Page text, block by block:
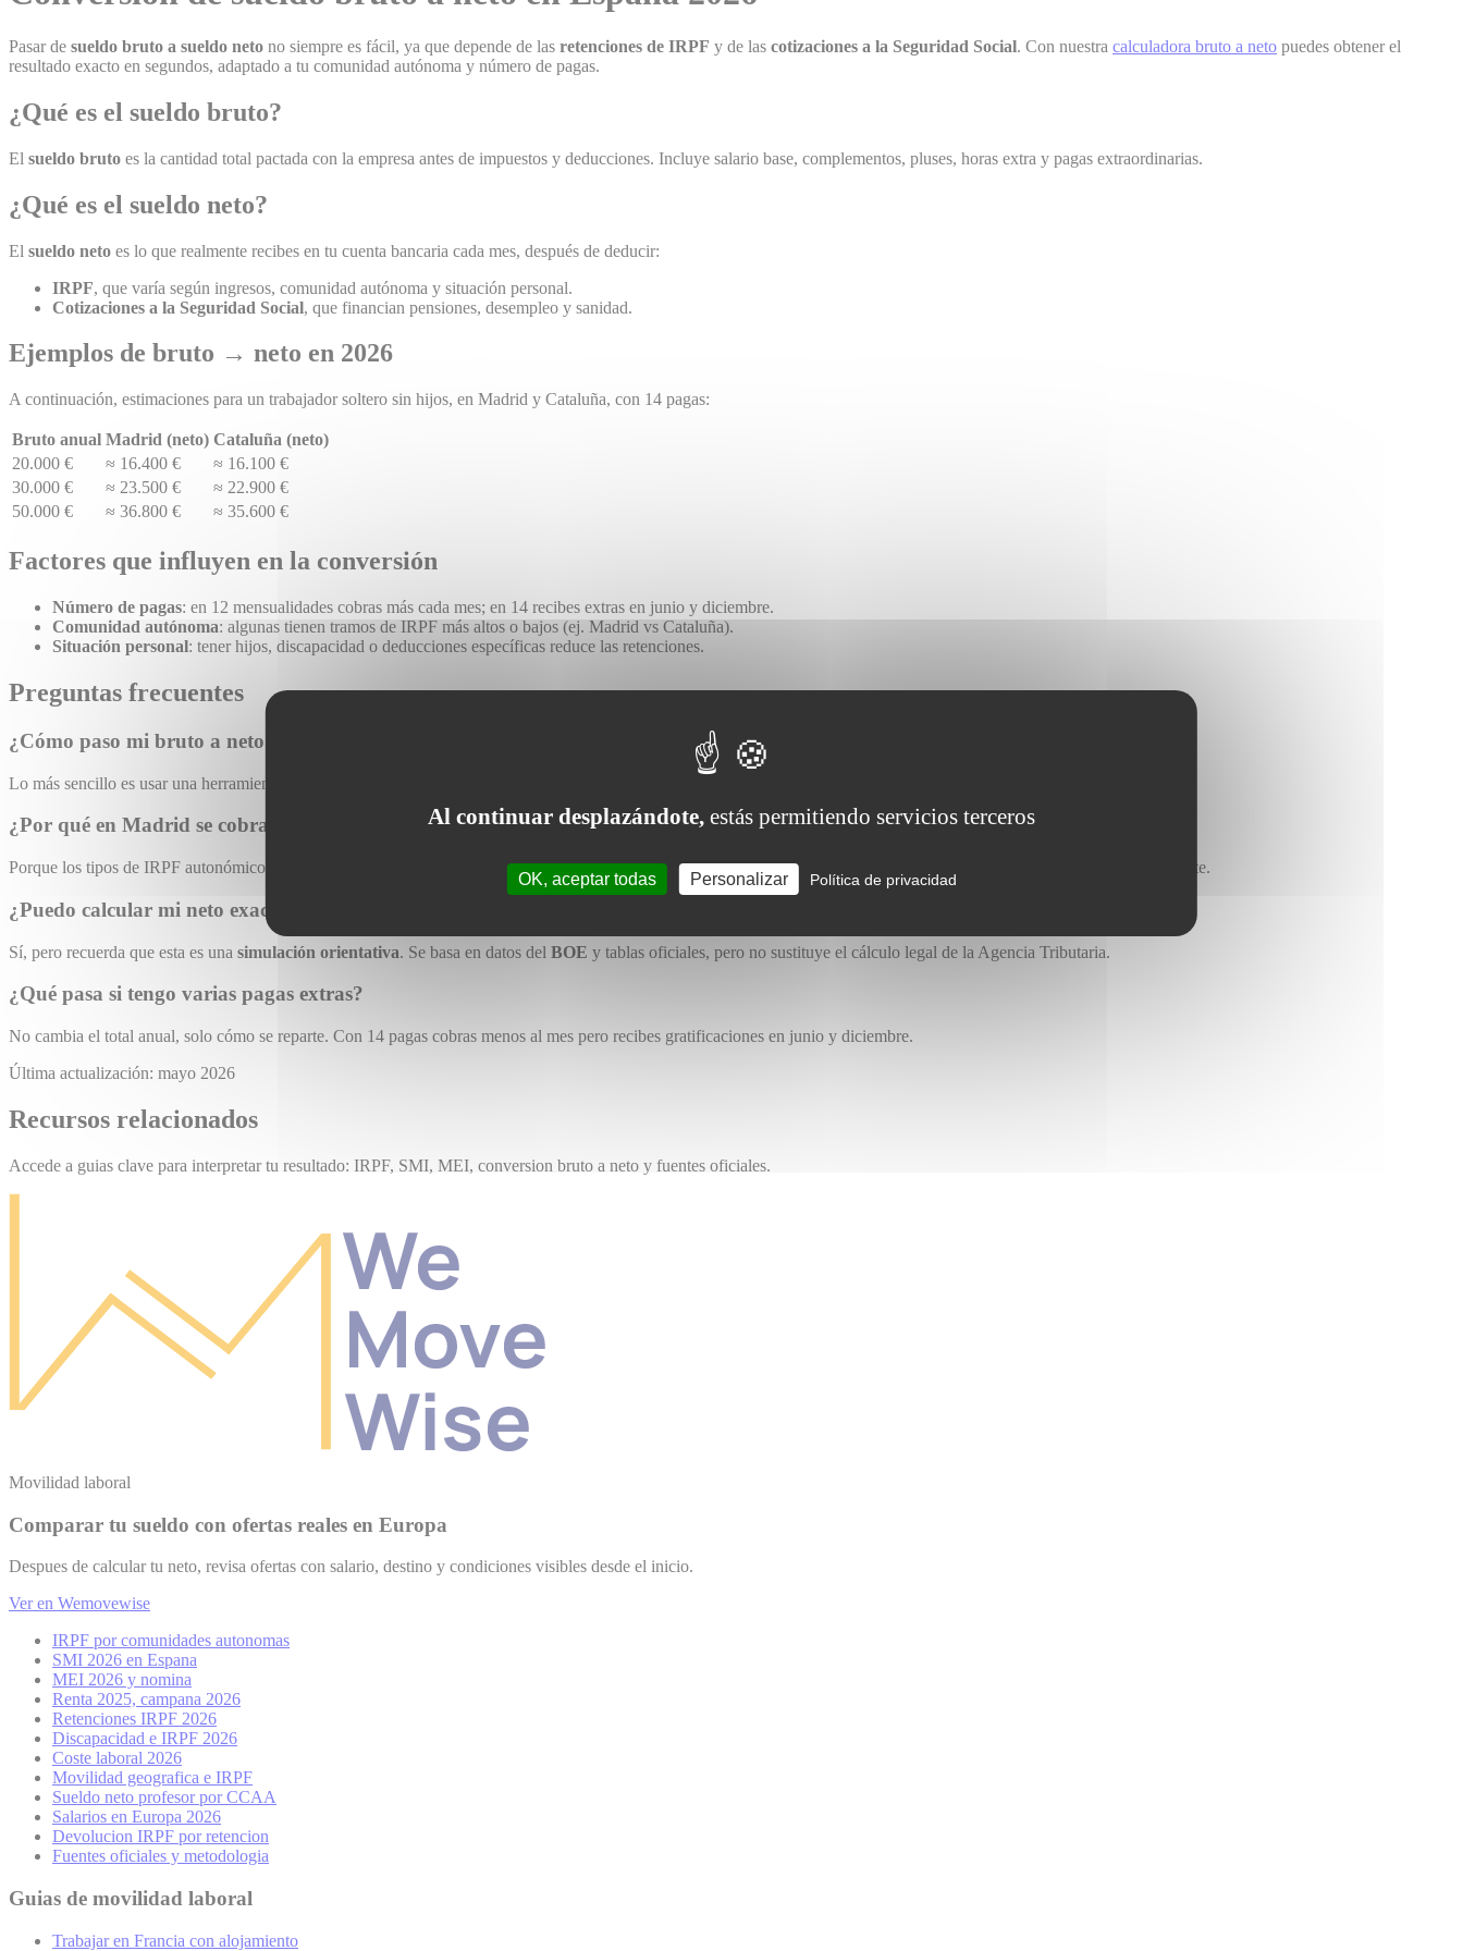
Pasar de sueldo bruto a sueldo neto no siempre es fácil, ya que depende de las retenciones de IRPF y de las cotizaciones a la Seguridad Social. Con nuestra calculadora bruto a neto puedes obtener el
resultado exacto en segundos, adaptado a tu comunidad autónoma y número de pagas.
¿Qué es el sueldo bruto?
El sueldo bruto es la cantidad total pactada con la empresa antes de impuestos y deducciones. Incluye salario base, complementos, pluses, horas extra y pagas extraordinarias.
¿Qué es el sueldo neto?
El sueldo neto es lo que realmente recibes en tu cuenta bancaria cada mes, después de deducir:
IRPF, que varía según ingresos, comunidad autónoma y situación personal.
Cotizaciones a la Seguridad Social, que financian pensiones, desempleo y sanidad.
Ejemplos de bruto → neto en 2026
A continuación, estimaciones para un trabajador soltero sin hijos, en Madrid y Cataluña, con 14 pagas:
Bruto anual Madrid (neto) Cataluña (neto)
20.000 €
≈ 16.400 €
≈ 16.100 €
30.000 €
≈ 23.500 €
≈ 22.900 €
50.000 €
≈ 36.800 € ≈ 35.600 €
Factores que influyen en la conversión
Número de pagas: en 12 mensualidades cobras más cada mes; en 14 recibes extras en junio y diciembre.
Comunidad autónoma: algunas tienen tramos de IRPF más altos o bajos (ej. Madrid vs Cataluña).
Situación personal: tener hijos, discapacidad o deducciones específicas reduce las retenciones.
Preguntas frecuentes
¿Cómo paso mi bruto a neto fácilmente?
Lo más sencillo es usar una herramienta online como nuestra
¿Por qué en Madrid se cobra más neto que en Cataluña?
Porque los tipos de IRPF autonómicos son más bajos en Madrid (19 % en el primer tramo) y más altos en Cataluña (21 %). A igualdad de sueldo bruto, el neto resulta diferente.
¿Puedo calcular mi neto exacto para la renta?
Sí, pero recuerda que esta es una simulación orientativa. Se basa en datos del BOE y tablas oficiales, pero no sustituye el cálculo legal de la Agencia Tributaria.
¿Qué pasa si tengo varias pagas extras?
No cambia el total anual, solo cómo se reparte. Con 14 pagas cobras menos al mes pero recibes gratificaciones en junio y diciembre.
Última actualización: mayo 2026
Recursos relacionados
Accede a guias clave para interpretar tu resultado: IRPF, SMI, MEI, conversion bruto a neto y fuentes oficiales.
Movilidad laboral
Comparar tu sueldo con ofertas reales en Europa
Despues de calcular tu neto, revisa ofertas con salario, destino y condiciones visibles desde el inicio.
Ver en Wemovewise
IRPF por comunidades autonomas
SMI 2026 en Espana
MEI 2026 y nomina
Renta 2025, campana 2026
Retenciones IRPF 2026
Discapacidad e IRPF 2026
Coste laboral 2026
Movilidad geografica e IRPF
Sueldo neto profesor por CCAA
Salarios en Europa 2026
Devolucion IRPF por retencion
Fuentes oficiales y metodologia
Guias de movilidad laboral
Trabajar en Francia con alojamiento
Al continuar desplazándote,estás permitiendo servicios terceros
OK, aceptar todas Personalizar Política de privacidad